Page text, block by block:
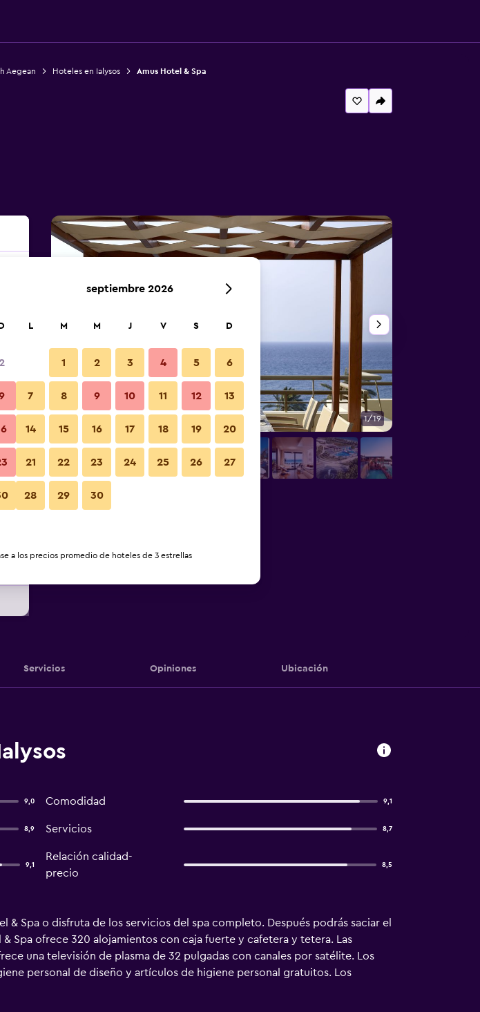
Aegean Hoteles en Ialysos Amus Hotel & Spa
Balcón 1/19
Fotos
Servicios Opiniones Ubicación
9,0 Comodidad 9,1
8,9 Servicios 8,7
9,1
Relación calidad-
precio
8,5
& Spa o disfruta de los servicios del spa completo. Después podrás saciar el
Spa ofrece 320 alojamientos con caja fuerte y cafetera y tetera. Las
una televisión de plasma de 32 pulgadas con canales por satélite. Los
personal de diseño y artículos de higiene personal gratuitos. Los
a Internet wifi gratis. Las habitaciones también incluyen secador de pelo y
hotel dispone de una playa privada y una pista de tenis al aire libre. En el
D
2
septiembre 2026
L M M J V S D
1 2 3 4 5 6
7 8 9 10 11 12 13
14 15 16 17 18 19 20
21 22 23 24 25 26 27
28 29 30
a los precios promedio de hoteles de 3 estrellas